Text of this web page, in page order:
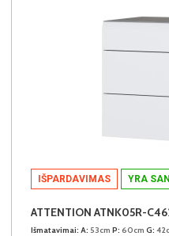
IŠPARDAVIMAS YRA
ATTENTION ATNK05R-
Išmatavimai: A: 53cm P: 60cm G: